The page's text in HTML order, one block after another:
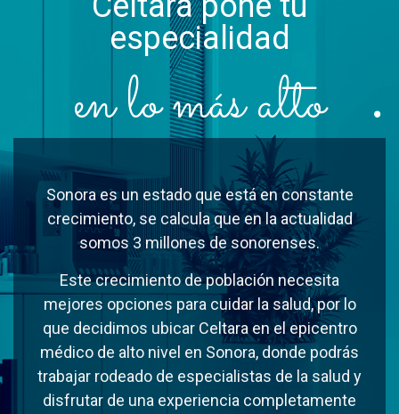
especialidad
en lo más alto
Sonora es un estado que está en constante
crecimiento, se calcula que en la actualidad
somos 3 millones de sonorenses.
Este crecimiento de población necesita
mejores opciones para cuidar la salud, por lo
que decidimos ubicar Celtara en el epicentro
médico de alto nivel en Sonora, donde podrás
trabajar rodeado de especialistas de la salud y
disfrutar de una experiencia completamente